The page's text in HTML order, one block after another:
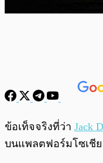
พร้อมเล่น
ข้อเท็จจริงที่ว่า Jack
บนแพลตฟอร์มโซเชีย